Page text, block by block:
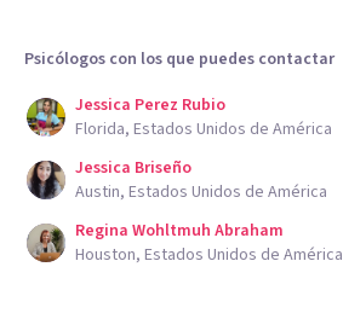
Psicólogos con los que puedes contactar
Jessica Perez Rubio
Florida, Estados Unidos de América
Jessica Briseño
Austin, Estados Unidos de América
Regina Wohltmuh Abraham
Houston, Estados Unidos de América